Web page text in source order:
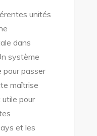
unités
dans
système
passer
maîtrise
pour
et les